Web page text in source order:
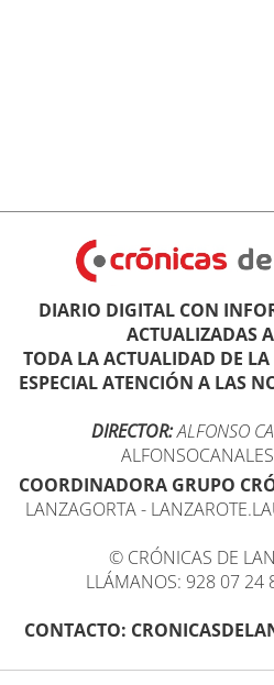
DIARIO DIGITAL CON
ACTUALIZADAS
TODA LA ACTUALIDAD DE
ESPECIAL ATENCIÓN A LAS
DIRECTOR:ALFONSO
COORDINADORA GRUPO
LANZAGORTA -
© CRÓNICAS DE
LLÁMANOS: 928 07 24
CONTACTO: